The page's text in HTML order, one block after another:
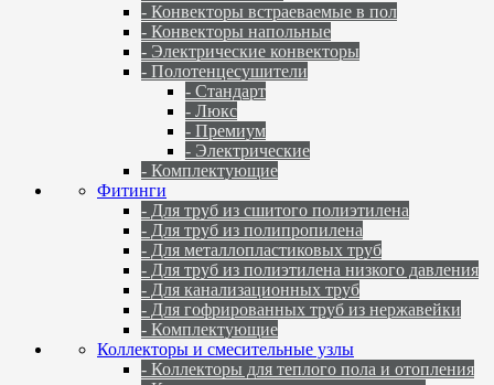
- Конвекторы встраеваемые в пол
- Конвекторы напольные
- Электрические конвекторы
- Полотенцесушители
- Стандарт
- Люкс
- Премиум
- Электрические
- Комплектующие
Фитинги
- Для труб из сшитого полиэтилена
- Для труб из полипропилена
- Для металлопластиковых труб
- Для труб из полиэтилена низкого давления
- Для канализационных труб
- Для гофрированных труб из нержавейки
- Комплектующие
Коллекторы и смесительные узлы
- Коллекторы для теплого пола и отопления